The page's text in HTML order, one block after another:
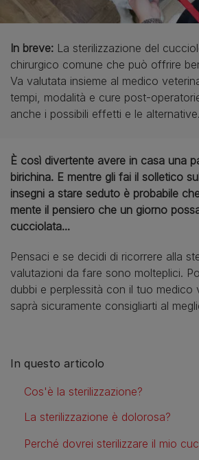
In breve: La sterilizzazione del
chirurgico comune che può offrire
Va valutata insieme al medico
tempi, modalità e cure post-
anche i possibili effetti e le alternative.
È così divertente avere in casa una
birichina. E mentre gli fai il solletico
insegni a stare seduto è probabile
mente il pensiero che un giorno
cucciolata...
Pensaci e se decidi di ricorrere alla
valutazioni da fare sono molteplici.
dubbi e perplessità con il tuo medico
saprà sicuramente consigliarti al
In questo articolo
Cos'è la sterilizzazione?
La sterilizzazione è dolorosa?
Perché dovrei sterilizzare il mio